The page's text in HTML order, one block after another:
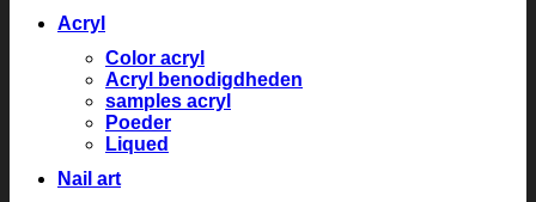
Acryl
Color acryl
Acryl benodigdheden
samples acryl
Poeder
Liqued
Nail art